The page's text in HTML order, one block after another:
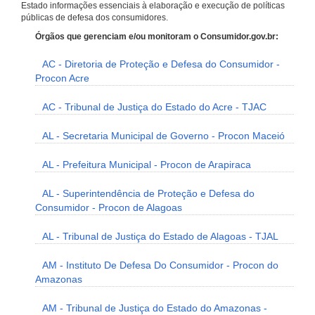
Estado informações essenciais à elaboração e execução de políticas
públicas de defesa dos consumidores.
Órgãos que gerenciam e/ou monitoram o Consumidor.gov.br:
AC - Diretoria de Proteção e Defesa do Consumidor -
Procon Acre
AC - Tribunal de Justiça do Estado do Acre - TJAC
AL - Secretaria Municipal de Governo - Procon Maceió
AL - Prefeitura Municipal - Procon de Arapiraca
AL - Superintendência de Proteção e Defesa do
Consumidor - Procon de Alagoas
AL - Tribunal de Justiça do Estado de Alagoas - TJAL
AM - Instituto De Defesa Do Consumidor - Procon do
Amazonas
AM - Tribunal de Justiça do Estado do Amazonas -